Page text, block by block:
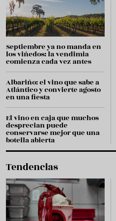
Septiembre ya no manda en
los viñedos: la vendimia
comienza cada vez antes
Albariño: el vino que sabe a
Atlántico y convierte agosto
en una fiesta
El vino en caja que muchos
desprecian puede
conservarse mejor que una
botella abierta
Tendencias